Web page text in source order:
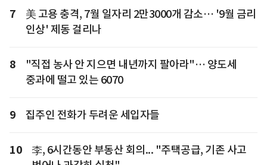
7
美 고용 충격, 7월 일자리 2만3000개 감소… '9월 금리
인상' 제동 걸리나
8
"직접 농사 안 지으면 내년까지 팔아라"… 양도세
중과에 떨고 있는 6070
9 집주인 전화가 두려운 세입자들
10
李, 6시간동안 부동산 회의... "주택공급, 기존 사고